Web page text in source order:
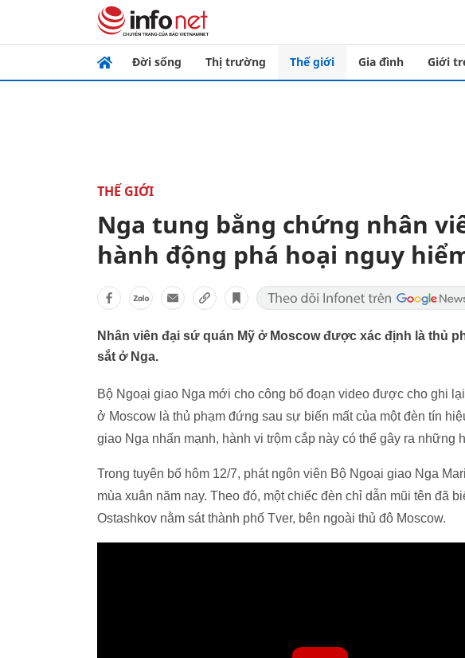
Đời sống Thị trường Thế giới Gia đình Giới
THẾ GIỚI
Nga tung bằng chứng nhân
hành động phá hoại nguy
Nhân viên đại sứ quán Mỹ ở Moscow được xác định là thủ
sắt ở Nga.
Bộ Ngoại giao Nga mới cho công bố đoạn video được cho ghi
ở Moscow là thủ phạm đứng sau sự biến mất của một đèn tín
giao Nga nhấn mạnh, hành vi trộm cắp này có thể gây ra những
Trong tuyên bố hôm 12/7, phát ngôn viên Bộ Ngoại giao Nga
mùa xuân năm nay. Theo đó, một chiếc đèn chỉ dẫn mũi tên đã
Ostashkov nằm sát thành phố Tver, bên ngoài thủ đô Moscow.